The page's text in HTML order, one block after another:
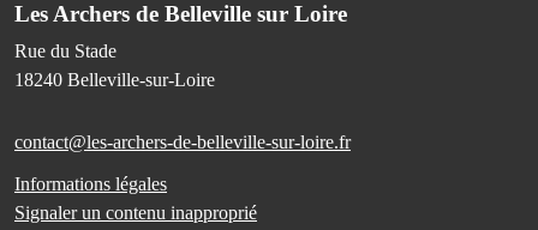
Les Archers de Belleville sur Loire
Rue du Stade
18240 Belleville-sur-Loire
contact@les-archers-de-belleville-sur-loire.fr
Informations légales
Signaler un contenu inapproprié